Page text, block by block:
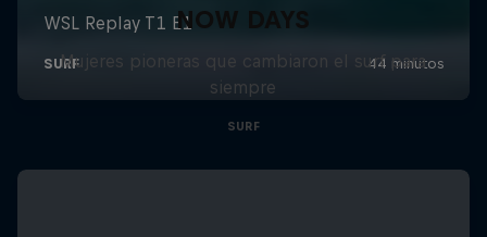
NOW DAYS
Mujeres pioneras que cambiaron el surf para
siempre
SURF